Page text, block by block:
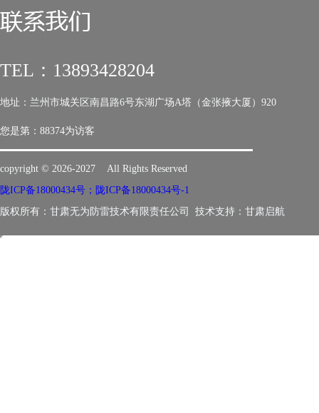
TEL：13893428204
地址：兰州市城关区南昌路6号东湖广场A塔（金张掖大厦）920
您是第： 88374为访客
copyright © 2026-2027 All Rights Reserved
陇ICP备18000434号；陇ICP备18000434号-1
版权所有：甘肃无为防雷技术有限责任公司 技术支持： 甘肃启航